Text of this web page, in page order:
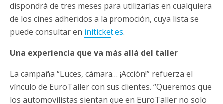
dispondrá de tres meses para utilizarlas en cualquiera
de los cines adheridos a la promoción, cuya lista se
puede consultar en initicket.es.
Una experiencia que va más allá del taller
La campaña “Luces, cámara… ¡Acción!” refuerza el
vínculo de EuroTaller con sus clientes. “Queremos que
los automovilistas sientan que en EuroTaller no solo